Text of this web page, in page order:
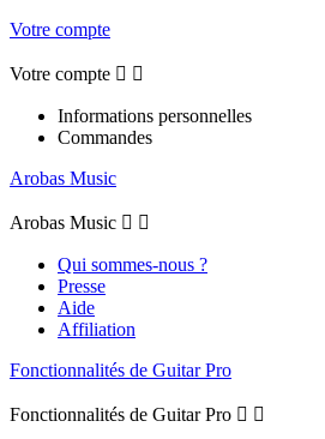
Votre compte
Votre compte  
Informations personnelles
Commandes
Arobas Music
Arobas Music  
Qui sommes-nous ?
Presse
Aide
Affiliation
Fonctionnalités de Guitar Pro
Fonctionnalités de Guitar Pro  